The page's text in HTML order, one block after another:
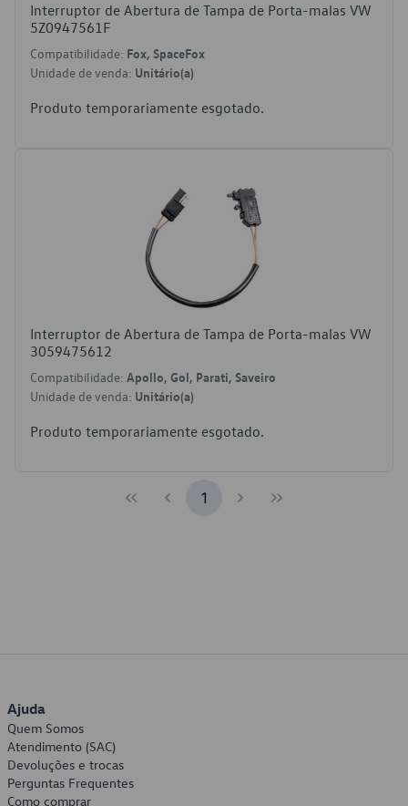
Interruptor de Abertura de Tampa de Porta-malas VW
5Z0947561F
Compatibilidade: Fox, SpaceFox
Unidade de venda: Unitário(a)
Produto temporariamente esgotado.
Interruptor de Abertura de Tampa de Porta-malas VW
3059475612
Compatibilidade: Apollo, Gol, Parati, Saveiro
Unidade de venda: Unitário(a)
Produto temporariamente esgotado.
1
Ajuda
Quem Somos
Atendimento (SAC)
Devoluções e trocas
Perguntas Frequentes
Como comprar